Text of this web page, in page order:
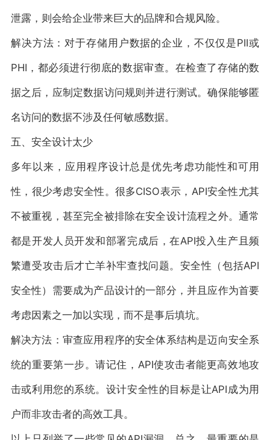
泄露，则会给企业带来巨大的品牌和合规风险。
解决方法：对于存储用户数据的企业，不仅仅是PII或
PHI，都必须进行彻底的数据审查。在检查了存储的数
据之后，应制定数据访问规则并进行测试。确保能够匿
名访问的数据不涉及任何敏感数据。
五、安全设计太少
多年以来，应用程序设计总是优先考虑功能性和可用
性，很少考虑安全性。很多CISO表示，API安全性尤其
不被重视，甚至完全被排除在安全设计流程之外。通常
都是开发人员开发和部署完成后，在API投入生产且频
繁遭受攻击后才亡羊补牢查找问题。安全性（包括API
安全性）需要成为产品设计的一部分，并且应作为首要
考虑因素之一加以实现，而不是事后填坑。
解决方法：审查应用程序的安全体系结构是迈向安全系
统的重要第一步。请记住，API使攻击者能更高效地攻
击或利用您的系统。设计安全性的目标是让API成为用
户而非攻击者的高效工具。